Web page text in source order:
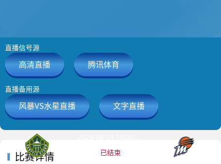
已结束
直播信号源
高清直播 腾讯体育
直播备用源
风暴VS水星直播 文字直播
比赛详情